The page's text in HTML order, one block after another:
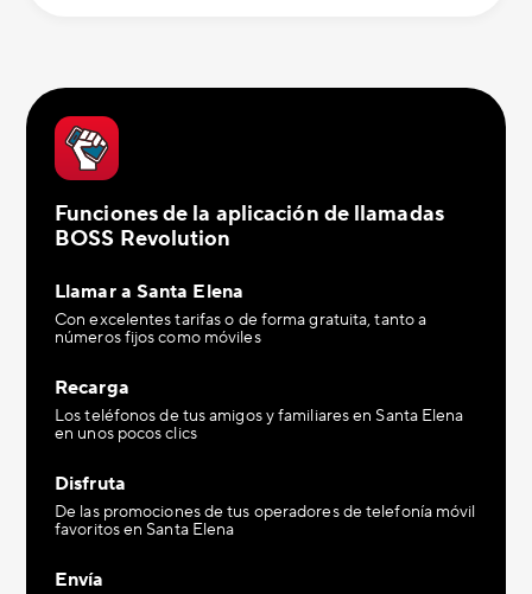
Funciones de la aplicación de llamadas
BOSS Revolution
Llamar a Santa Elena
Con excelentes tarifas o de forma gratuita, tanto a
números fijos como móviles
Recarga
Los teléfonos de tus amigos y familiares en Santa Elena
en unos pocos clics
Disfruta
De las promociones de tus operadores de telefonía móvil
favoritos en Santa Elena
Envía